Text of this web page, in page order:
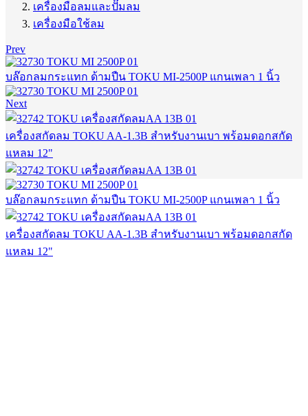
เครื่องมือลมและปั๊มลม
เครื่องมือใช้ลม
Prev
บล๊อกลมกระแทก ด้ามปืน TOKU MI-2500P แกนเพลา 1 นิ้ว
Next
เครื่องสกัดลม TOKU AA-1.3B สำหรับงานเบา พร้อมดอกสกัด
แหลม 12"
บล๊อกลมกระแทก ด้ามปืน TOKU MI-2500P แกนเพลา 1 นิ้ว
เครื่องสกัดลม TOKU AA-1.3B สำหรับงานเบา พร้อมดอกสกัด
แหลม 12"